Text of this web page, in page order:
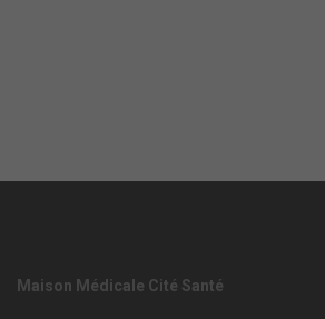
Maison Médicale Cité Santé